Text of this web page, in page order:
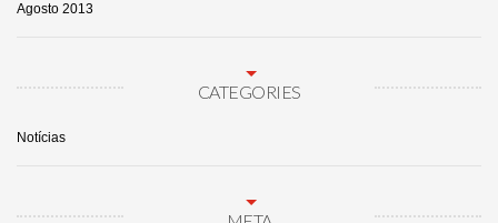
Agosto 2013
CATEGORIES
Notícias